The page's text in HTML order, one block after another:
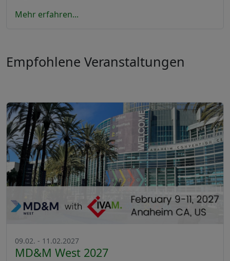
Mehr erfahren...
Empfohlene Veranstaltungen
09.02. - 11.02.2027
MD&M West 2027